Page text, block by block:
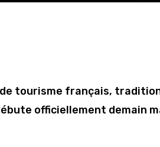
tourisme français,
officiellement demain